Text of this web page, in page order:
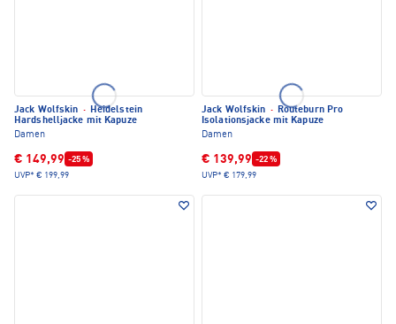
Jack Wolfskin · Heidelstein
Hardshelljacke mit Kapuze
Damen
€ 149,99 -25 %
UVP* € 199,99
Jack Wolfskin · Routeburn Pro
Isolationsjacke mit Kapuze
Damen
€ 139,99 -22 %
UVP* € 179,99